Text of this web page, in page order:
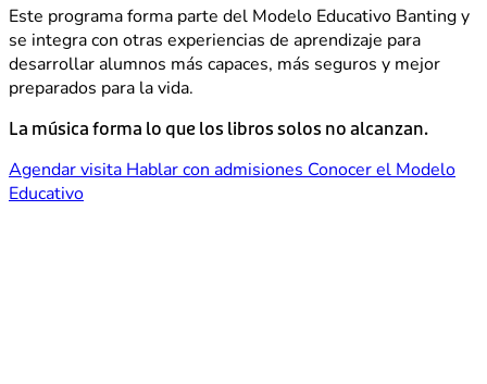
Este programa forma parte del Modelo Educativo Banting y
se integra con otras experiencias de aprendizaje para
desarrollar alumnos más capaces, más seguros y mejor
preparados para la vida.
La música forma lo que los libros solos no alcanzan.
Agendar visita Hablar con admisiones Conocer el Modelo
Educativo